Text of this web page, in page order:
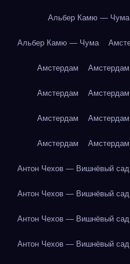
Альбер Камю — Чума
Альбер Камю — Чума
Амстердам Амстердам
Амстердам Амстердам
Амстердам Амстердам
Амстердам Амстердам
Антон Чехов — Вишнёвый сад
Антон Чехов — Вишнёвый сад
Антон Чехов — Вишнёвый сад
Антон Чехов — Вишнёвый сад